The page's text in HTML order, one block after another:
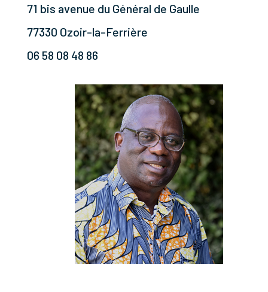
71 bis avenue du Général de Gaulle
77330 Ozoir-la-Ferrière
06 58 08 48 86